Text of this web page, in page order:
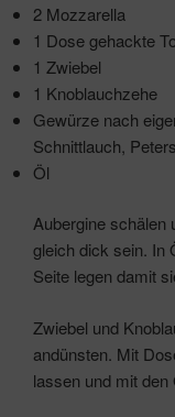
2 Mozzarella
1 Dose gehackte
1 Zwiebel
1 Knoblauchzehe
Gewürze nach
Schnittlauch,
Öl
Aubergine schälen
gleich dick sein. In
Seite legen damit
Zwiebel und
andünsten. Mit
lassen und mit